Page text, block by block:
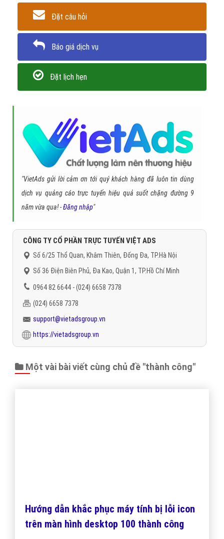
Đặt câu hỏi
Báo giá dịch vụ
Đặt lịch hẹn
"VietAds gửi lời cảm ơn tới quý khách hàng đã luôn tin dùng
dịch vụ quảng cáo trực tuyến hiệu quả suốt chặng đường 9
năm vừa qua! -Đăng nhập"
CÔNG TY CỔ PHẦN TRỰC TUYẾN VIỆT ADS
Số 6/25 Thổ Quan, Khâm Thiên, Đống Đa, TP.Hà Nội
Số 36 Điện Biên Phủ, Đa Kao, Quận 1, TP.Hồ Chí Minh
0964 82 6644 - (024) 6658 7378
(024) 6658 7378
support@vietadsgroup.vn
https://vietadsgroup.vn
Một vài bài viết cùng chủ đề "thành công"
Hướng dẫn khắc phục máy tính bị lỗi icon
trên màn hình desktop 100 thành công